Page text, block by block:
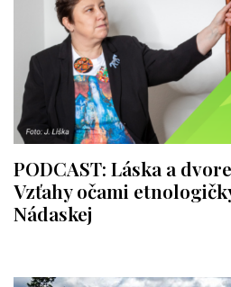
PODCAST: Láska a
Vzťahy očami
Nádaskej